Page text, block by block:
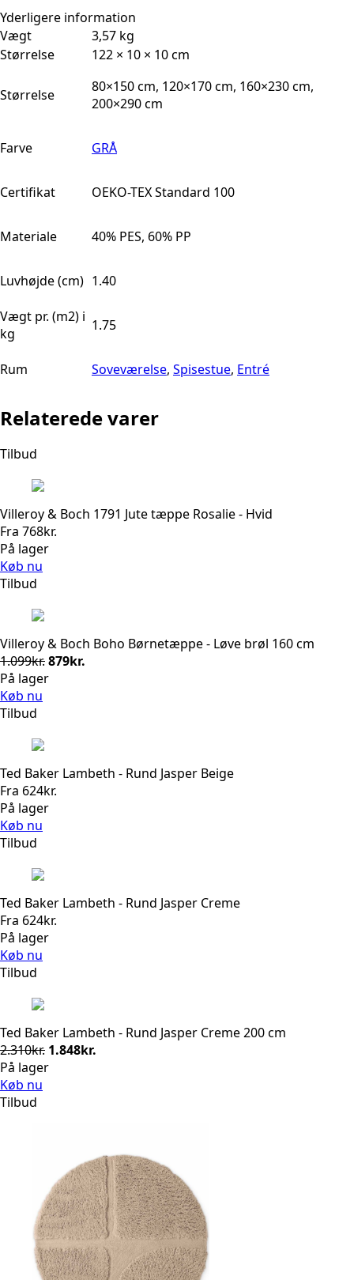
Yderligere information
Vægt
3,57 kg
Størrelse
122 × 10 × 10 cm
Størrelse
80×150 cm, 120×170 cm, 160×230 cm,
200×290 cm
Farve GRÅ
Certifikat OEKO-TEX Standard 100
Materiale 40% PES, 60% PP
Luvhøjde (cm) 1.40
Vægt pr. (m2) i
kg
1.75
Rum Soveværelse, Spisestue, Entré
Relaterede varer
Tilbud
Villeroy & Boch 1791 Jute tæppe Rosalie - Hvid
Fra 768kr.
På lager
Køb nu
Tilbud
Villeroy & Boch Boho Børnetæppe - Løve brøl 160 cm
1.099kr.Den
oprindelige
879kr.
På lager
Køb nu
Tilbud
Ted Baker Lambeth - Rund Jasper Beige
Fra 624kr.
På lager
Køb nu
Tilbud
Ted Baker Lambeth - Rund Jasper Creme
Fra 624kr.
På lager
Køb nu
Tilbud
Ted Baker Lambeth - Rund Jasper Creme 200 cm
2.310kr. Den
oprindelige
1.848kr.
På lager
Køb nu
Tilbud